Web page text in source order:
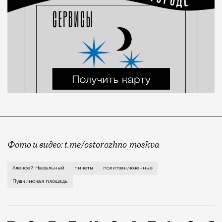
Фото и видео: t.me/ostorozhno_moskva
Они проводили акцию в поддержку
Алексей Навальный пикеты политзаключенные
Пушкинская площадь